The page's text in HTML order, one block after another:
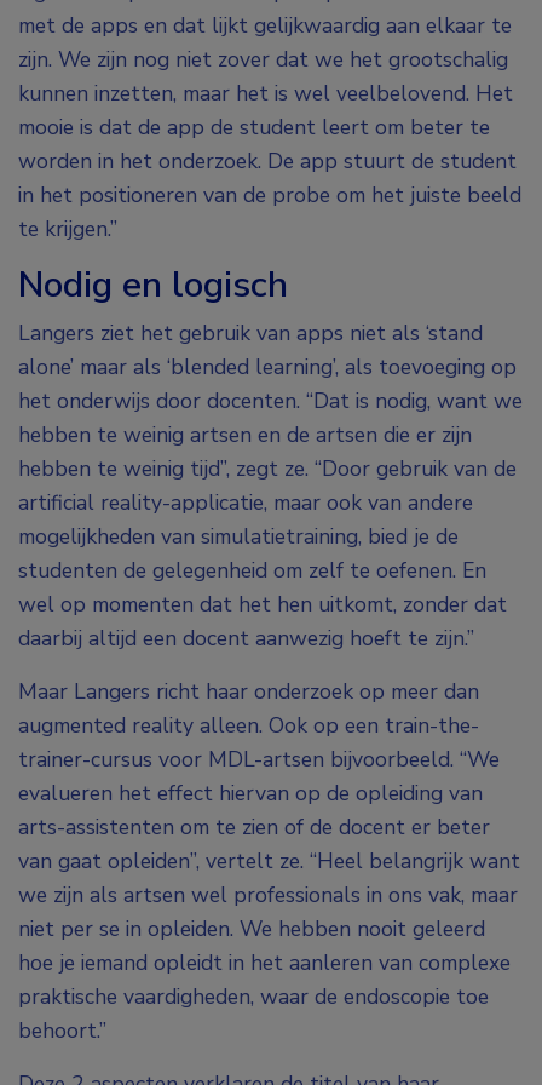
met de apps en dat lijkt gelijkwaardig aan elkaar te
zijn. We zijn nog niet zover dat we het grootschalig
kunnen inzetten, maar het is wel veelbelovend. Het
mooie is dat de app de student leert om beter te
worden in het onderzoek. De app stuurt de student
in het positioneren van de probe om het juiste beeld
te krijgen.”
Nodig en logisch
Langers ziet het gebruik van apps niet als ‘stand
alone’ maar als ‘blended learning’, als toevoeging op
het onderwijs door docenten. “Dat is nodig, want we
hebben te weinig artsen en de artsen die er zijn
hebben te weinig tijd”, zegt ze. “Door gebruik van de
artificial reality-applicatie, maar ook van andere
mogelijkheden van simulatietraining, bied je de
studenten de gelegenheid om zelf te oefenen. En
wel op momenten dat het hen uitkomt, zonder dat
daarbij altijd een docent aanwezig hoeft te zijn.”
Maar Langers richt haar onderzoek op meer dan
augmented reality alleen. Ook op een train-the-
trainer-cursus voor MDL-artsen bijvoorbeeld. “We
evalueren het effect hiervan op de opleiding van
arts-assistenten om te zien of de docent er beter
van gaat opleiden”, vertelt ze. “Heel belangrijk want
we zijn als artsen wel professionals in ons vak, maar
niet per se in opleiden. We hebben nooit geleerd
hoe je iemand opleidt in het aanleren van complexe
praktische vaardigheden, waar de endoscopie toe
behoort.”